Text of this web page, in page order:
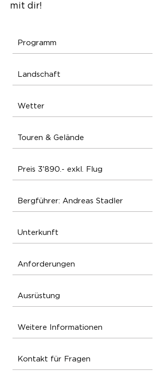
mit dir!
Programm
Landschaft
Wetter
Touren & Gelände
Preis 3'890.- exkl. Flug
Bergführer: Andreas Stadler
Unterkunft
Anforderungen
Ausrüstung
Weitere Informationen
Kontakt für Fragen